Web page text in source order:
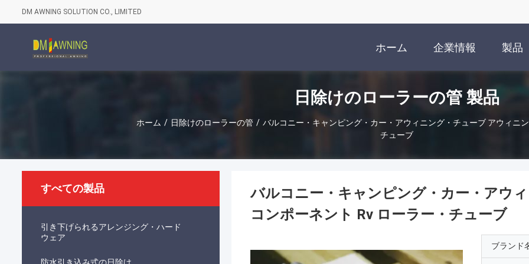
DM AWNING SOLUTION CO., LIMITED
ホーム 企業情報 製品
日除けのローラーの管 製品
ホーム / 日除けのローラーの管 / バルコニー・キャンピング・カー・アウィニング・チューブ アウィニ
チューブ
すべての製品
引き下げられるアレンジング・ハード
ウェア
バルコニー・キャンピング・カー・アウ
コンポーネント Rv ローラー・チューブ
ブランド